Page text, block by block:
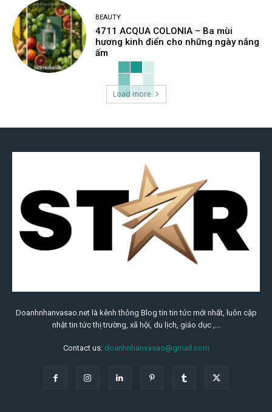
BEAUTY
4711 ACQUA COLONIA – Ba mùi
hương kinh điển cho những ngày nắng
ấm
Load more
Doanhnhanvasao.net là kênh thông Blog tin tin tức mới nhất, luôn cập
nhật tin tức thị trường, xã hội, du lịch, giáo dục ,...
Contact us: doanhnhanvasao@gmail.com